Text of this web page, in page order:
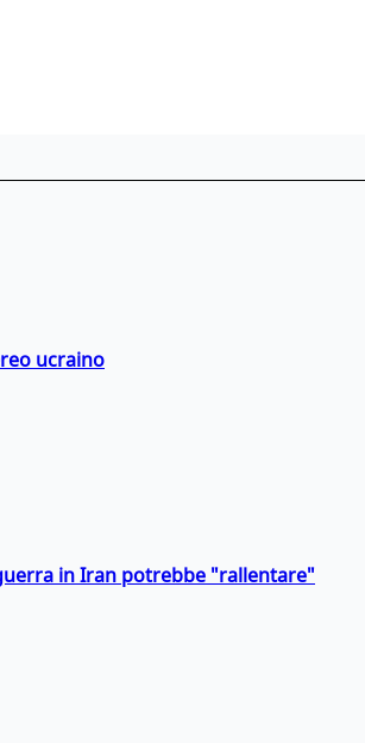
ucraino
in Iran potrebbe "rallentare"